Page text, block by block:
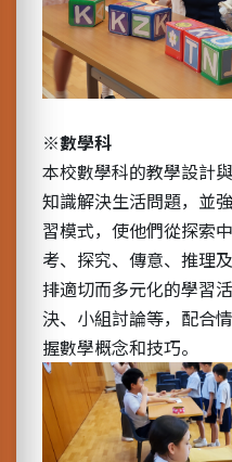
※數學科
本校數學科的教學設計
知識解決生活問題，並
習模式，使他們從探索
考、探究、傳意、推理
排適切而多元化的學習
決、小組討論等，配合
握數學概念和技巧。